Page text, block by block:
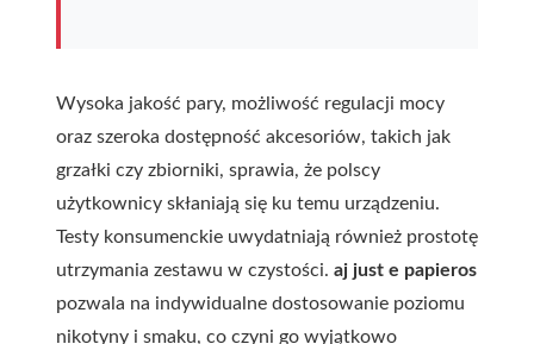
Wysoka jakość pary, możliwość regulacji mocy
oraz szeroka dostępność akcesoriów, takich jak
grzałki czy zbiorniki, sprawia, że polscy
użytkownicy skłaniają się ku temu urządzeniu.
Testy konsumenckie uwydatniają również prostotę
utrzymania zestawu w czystości. aj just e papieros
pozwala na indywidualne dostosowanie poziomu
nikotyny i smaku, co czyni go wyjątkowo